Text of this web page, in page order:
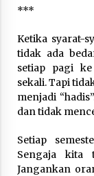
***
Ketika syarat-
tidak ada
setiap pagi
sekali. Tapi
menjadi
dan tidak
Setiap
Sengaja kita
Jangankan